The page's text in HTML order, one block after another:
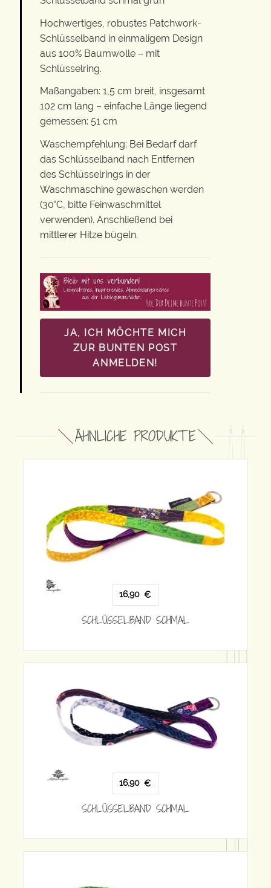
Hochwertiges, robustes Patchwork-
Schlüsselband in einmaligem Design
aus 100% Baumwolle – mit
Schlüsselring.
Maßangaben: 1,5 cm breit, insgesamt
102 cm lang – einfache Länge liegend
gemessen: 51 cm
Waschempfehlung: Bei Bedarf darf
das Schlüsselband nach Entfernen
des Schlüsselrings in der
Waschmaschine gewaschen werden
(30°C, bitte Feinwaschmittel
verwenden). Anschließend bei
mittlerer Hitze bügeln.
JA, ICH MÖCHTE MICH
ZUR BUNTEN POST
ANMELDEN!
ÄHNLICHE PRODUKTE
SCHLÜSSELBAND SCHMAL